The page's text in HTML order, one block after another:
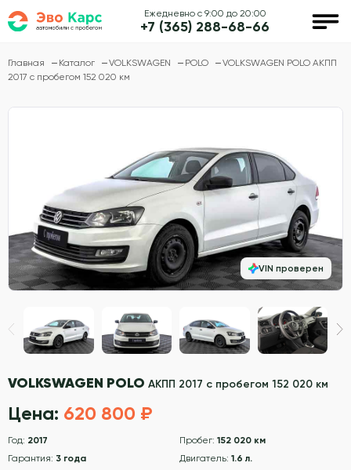
Ежедневно с 9:00 до 20:00
+7 (365) 288-68-66
Главная Каталог VOLKSWAGEN POLO
VOLKSWAGEN POLO АКПП
2017 с пробегом 152 020 км
VOLKSWAGEN POLO АКПП 2017 с пробегом 152 020 км
Цена: 620 800 ₽
Год: 2017 Пробег: 152 020 км
Гарантия: 3 года Двигатель: 1.6 л.
VIN проверен